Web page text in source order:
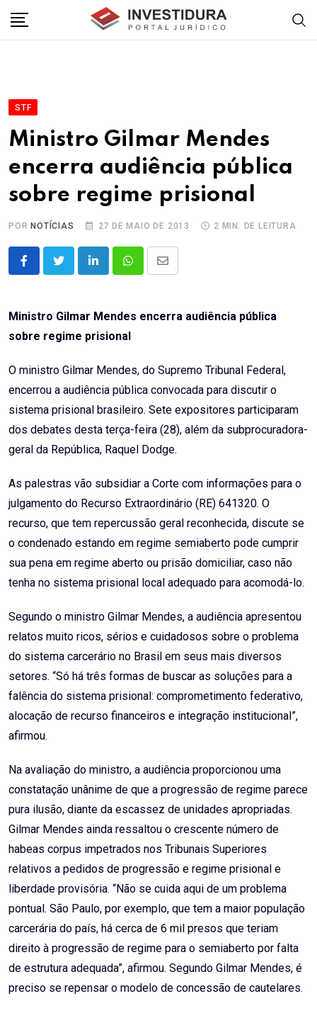
STF
Ministro Gilmar Mendes
encerra audiência pública
sobre regime prisional
POR NOTÍCIAS 27 DE MAIO DE 2013 2 MIN. DE LEITURA
LinkedInWhatsappShare
Ministro Gilmar Mendes encerra audiência pública
sobre regime prisional
O ministro Gilmar Mendes, do Supremo Tribunal Federal,
encerrou a audiência pública convocada para discutir o
sistema prisional brasileiro. Sete expositores participaram
dos debates desta terça-feira (28), além da subprocuradora-
geral da República, Raquel Dodge.
As palestras vão subsidiar a Corte com informações para o
julgamento do Recurso Extraordinário (RE) 641320. O
recurso, que tem repercussão geral reconhecida, discute se
o condenado estando em regime semiaberto pode cumprir
sua pena em regime aberto ou prisão domiciliar, caso não
tenha no sistema prisional local adequado para acomodá-lo.
Segundo o ministro Gilmar Mendes, a audiência apresentou
relatos muito ricos, sérios e cuidadosos sobre o problema
do sistema carcerário no Brasil em seus mais diversos
setores. “Só há três formas de buscar as soluções para a
falência do sistema prisional: comprometimento federativo,
alocação de recurso financeiros e integração institucional”,
afirmou.
Na avaliação do ministro, a audiência proporcionou uma
constatação unânime de que a progressão de regime parece
pura ilusão, diante da escassez de unidades apropriadas.
Gilmar Mendes ainda ressaltou o crescente número de
habeas corpus impetrados nos Tribunais Superiores
relativos a pedidos de progressão e regime prisional e
liberdade provisória. “Não se cuida aqui de um problema
pontual. São Paulo, por exemplo, que tem a maior população
carcerária do país, há cerca de 6 mil presos que teriam
direito à progressão de regime para o semiaberto por falta
de estrutura adequada”, afirmou. Segundo Gilmar Mendes, é
preciso se repensar o modelo de concessão de cautelares.